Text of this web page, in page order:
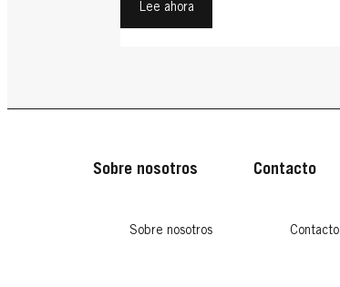
Lee ahora
Sobre nosotros
Sobre nosotros
Contacto
Contacto